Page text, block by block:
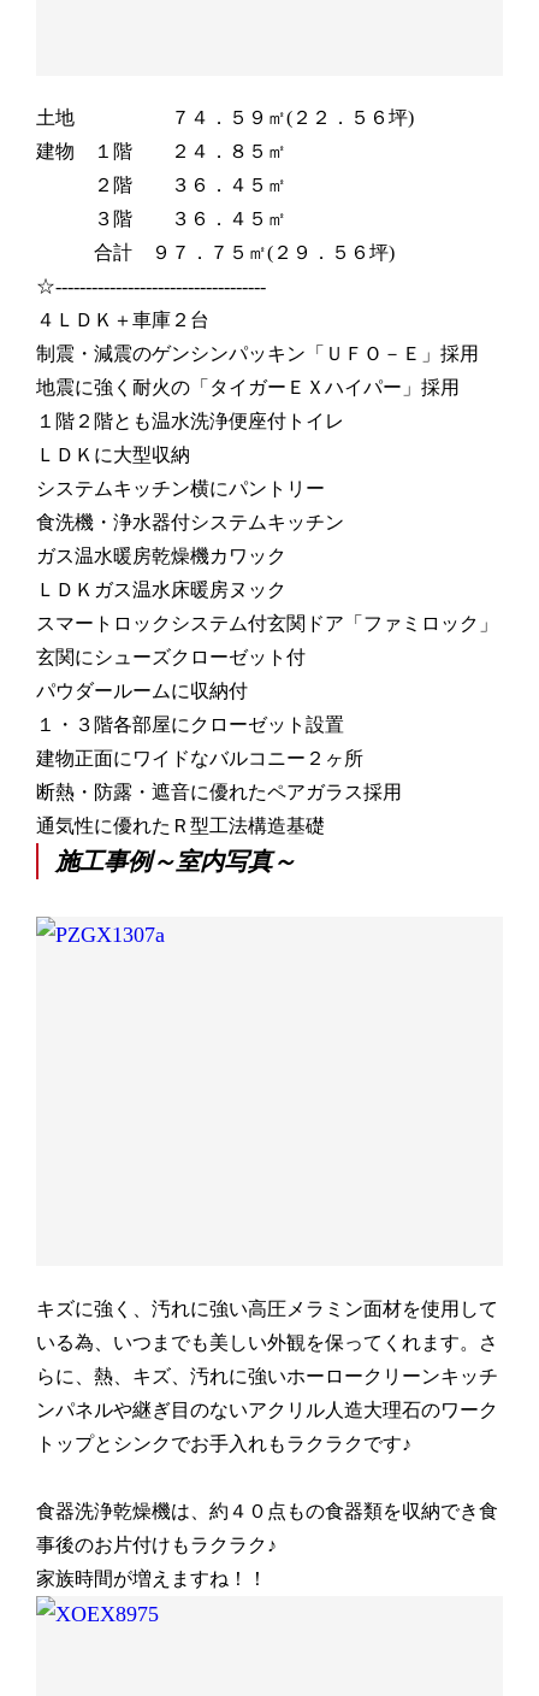
土地 ７４．５９㎡(２２．５６坪)
建物 １階 ２４．８５㎡
２階 ３６．４５㎡
３階 ３６．４５㎡
合計 ９７．７５㎡(２９．５６坪)
☆-----------------------------------
４ＬＤＫ＋車庫２台
制震・減震のゲンシンパッキン「ＵＦＯ－Ｅ」採用
地震に強く耐火の「タイガーＥＸハイパー」採用
１階２階とも温水洗浄便座付トイレ
ＬＤＫに大型収納
システムキッチン横にパントリー
食洗機・浄水器付システムキッチン
ガス温水暖房乾燥機カワック
ＬＤＫガス温水床暖房ヌック
スマートロックシステム付玄関ドア「ファミロック」
玄関にシューズクローゼット付
パウダールームに収納付
１・３階各部屋にクローゼット設置
建物正面にワイドなバルコニー２ヶ所
断熱・防露・遮音に優れたペアガラス採用
通気性に優れたＲ型工法構造基礎
施工事例～室内写真～
キズに強く、汚れに強い高圧メラミン面材を使用して
いる為、いつまでも美しい外観を保ってくれます。さ
らに、熱、キズ、汚れに強いホーロークリーンキッチ
ンパネルや継ぎ目のないアクリル人造大理石のワーク
トップとシンクでお手入れもラクラクです♪
食器洗浄乾燥機は、約４０点もの食器類を収納でき食
事後のお片付けもラクラク♪
家族時間が増えますね！！